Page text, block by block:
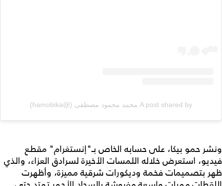
A post shared by محمد محمود مصطفى (@hamobika)
ونشر حمو بيكا، على حسابه الخاص بـ"إنستغرام" مقطع
فيديو، استعرض خلاله اللمسات الأخيرة لسرادق العزاء، والذي
ظهر بتصميمات فخمة وديكورات شرقية مميزة، وأظهرت